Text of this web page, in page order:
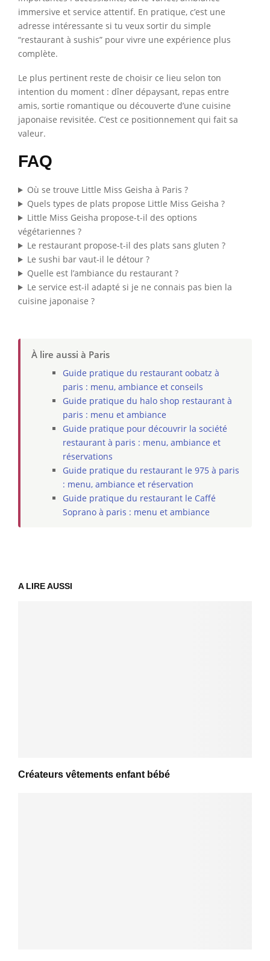
immersive et service attentif. En pratique, c’est une
adresse intéressante si tu veux sortir du simple
“restaurant à sushis” pour vivre une expérience plus
complète.
Le plus pertinent reste de choisir ce lieu selon ton
intention du moment : dîner dépaysant, repas entre
amis, sortie romantique ou découverte d’une cuisine
japonaise revisitée. C’est ce positionnement qui fait sa
valeur.
FAQ
Où se trouve Little Miss Geisha à Paris ?
Quels types de plats propose Little Miss Geisha ?
Little Miss Geisha propose-t-il des options
végétariennes ?
Le restaurant propose-t-il des plats sans gluten ?
Le sushi bar vaut-il le détour ?
Quelle est l’ambiance du restaurant ?
Le service est-il adapté si je ne connais pas bien la
cuisine japonaise ?
À lire aussi à Paris
Guide pratique du restaurant oobatz à
paris : menu, ambiance et conseils
Guide pratique du halo shop restaurant à
paris : menu et ambiance
Guide pratique pour découvrir la société
restaurant à paris : menu, ambiance et
réservations
Guide pratique du restaurant le 975 à paris
: menu, ambiance et réservation
Guide pratique du restaurant le Caffé
Soprano à paris : menu et ambiance
A LIRE AUSSI
Créateurs vêtements enfant bébé